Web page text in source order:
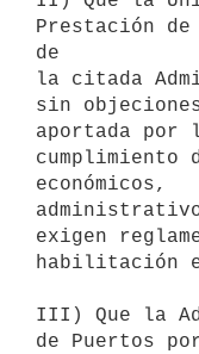
Prestación
de
la citada
sin
aportada por
económicos,
exigen
habilitación
III) Que la
de Puertos